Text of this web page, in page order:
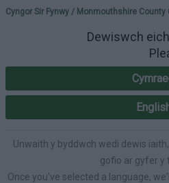
Please
Cyngor Sir Fynwy / Monmouthshire County
Dewiswch
Unwaith y byddwch wedi dewis
gofio ar gyfer y
Once you've selected a language,